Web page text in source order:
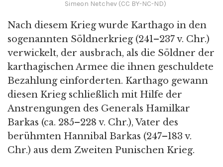
Simeon Netchev (CC BY-NC-ND)
Nach diesem Krieg wurde Karthago in den
sogenannten Söldnerkrieg (241–237 v. Chr.)
verwickelt, der ausbrach, als die Söldner der
karthagischen Armee die ihnen geschuldete
Bezahlung einforderten. Karthago gewann
diesen Krieg schließlich mit Hilfe der
Anstrengungen des Generals Hamilkar
Barkas (ca. 285–228 v. Chr.), Vater des
berühmten Hannibal Barkas (247–183 v.
Chr.) aus dem Zweiten Punischen Krieg.